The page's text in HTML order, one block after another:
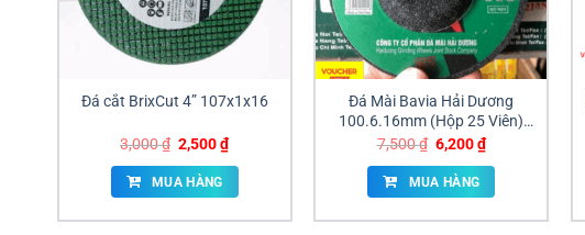
Đá cắt BrixCut 4” 107x1x16
3,000₫ Giá
là:
3,000 ₫.
2,500₫Giá
hiện
tại
MUA HÀNG
Đá Mài Bavia Hải Dương
100.6.16mm (Hộp 25 Viên)
đen
7,500₫ Giá
là:
7,500 ₫.
6,200₫Giá
hiện
tại
MUA HÀNG